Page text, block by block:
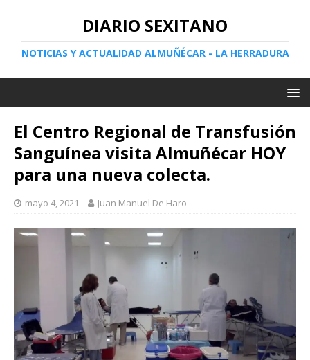
DIARIO SEXITANO
NOTICIAS Y ACTUALIDAD ALMUÑÉCAR - LA HERRADURA
El Centro Regional de Transfusión
Sanguínea visita Almuñécar HOY
para una nueva colecta.
mayo 4, 2021 Juan Manuel De Haro